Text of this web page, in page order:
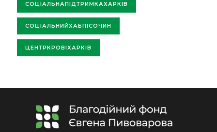
СОЦІАЛЬНАПІДТРИМКАХАРКІВ
СОЦІАЛЬНИЙХАБПІСОЧИН
ЦЕНТРКРОВІХАРКІВ